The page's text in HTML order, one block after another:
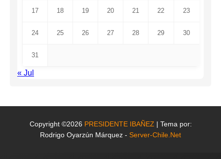
17 18 19 20 21 22 23
24 25 26 27 28 29 30
31
« Jul
Copyright ©2026 PRESIDENTE IBAÑEZ | Tema por:
Rodrigo Oyarzún Márquez - Server-Chile.Net